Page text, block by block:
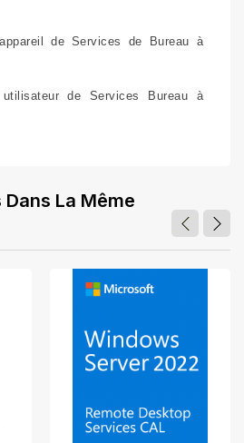
de Services de Bureau à
de Services Bureau à
La Même